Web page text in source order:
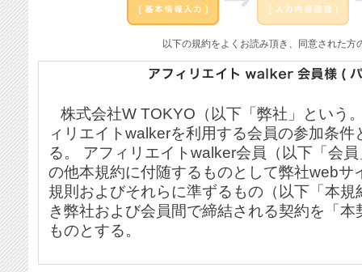
以下の規約をよくお読み頂き、同意された方